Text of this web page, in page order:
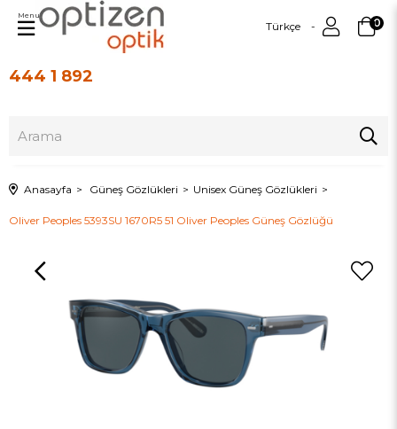
444 1 892
Türkçe 0
Menu
Anasayfa Güneş Gözlükleri Unisex Güneş Gözlükleri
Oliver Peoples 5393SU 1670R5 51 Oliver Peoples Güneş Gözlüğü